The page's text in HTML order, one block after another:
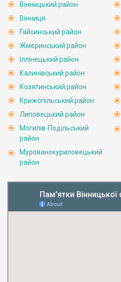
Вінницький район
Вінниця
Гайсинський район
Жмеринський район
Іллінецький район
Калинівський район
Козятинський район
Крижопільський район
Липовецький район
Могилів-Подільський
район
Мурованокуриловецький
район